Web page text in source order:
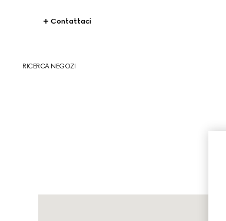
Contattaci
RICERCA NEGOZI